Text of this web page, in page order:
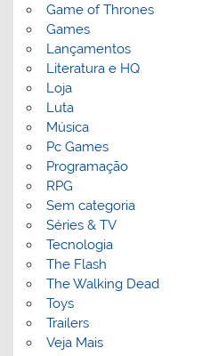
Game of Thrones
Games
Lançamentos
Literatura e HQ
Loja
Luta
Música
Pc Games
Programação
RPG
Sem categoria
Séries & TV
Tecnologia
The Flash
The Walking Dead
Toys
Trailers
Veja Mais